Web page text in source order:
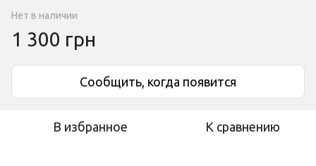
Нет в наличии
1 300 грн
Сообщить, когда появится
В избранное К сравнению